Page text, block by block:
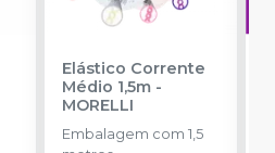
Elástico Corrente
Médio 1,5m-
MORELLI
Embalagem com 1,5